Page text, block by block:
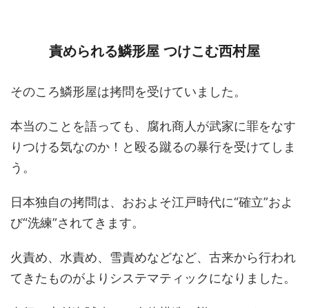
責められる鱗形屋 つけこむ西村屋
そのころ鱗形屋は拷問を受けていました。
本当のことを語っても、腐れ商人が武家に罪をなす
りつける気なのか！と殴る蹴るの暴行を受けてしま
う。
日本独自の拷問は、おおよそ江戸時代に“確立”およ
び“洗練”されてきます。
火責め、水責め、雪責めなどなど、古来から行われ
てきたものがよりシステマティックになりました。